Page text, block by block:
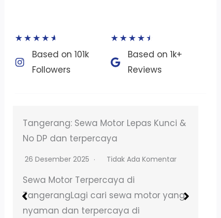
★★★★★
Based on 101k
Followers​
★★★★★
Based on 1k+
Reviews​
Sewa Mobil Alphard di BSD Tangerang
– Layanan 24 Jam!
14 April 2025 Tidak Ada Komentar
Sewa Mobil Alphard di BSD Tangerang
Butuh kendaraan untuk liburan
bersama atau keperluan lainnya?